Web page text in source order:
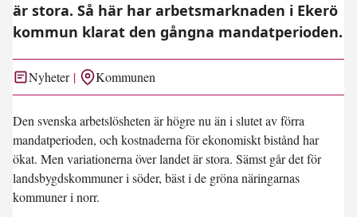
är stora. Så här har arbetsmarknaden i Ekerö
kommun klarat den gångna mandatperioden.
Nyheter Kommunen
Den svenska arbetslösheten är högre nu än i slutet av förra
mandatperioden, och kostnaderna för ekonomiskt bistånd har
ökat. Men variationerna över landet är stora. Sämst går det för
landsbygdskommuner i söder, bäst i de gröna näringarnas
kommuner i norr.